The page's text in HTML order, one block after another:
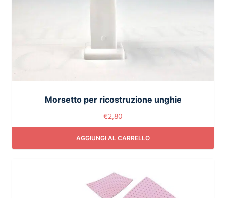
Morsetto per ricostruzione unghie
€2,80
AGGIUNGI AL CARRELLO